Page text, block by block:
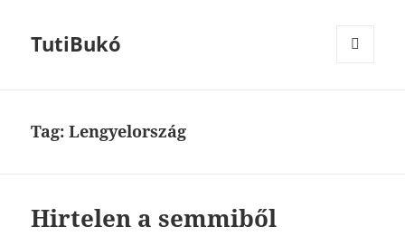
TutiBukó
Tag: Lengyelország
Hirtelen a semmiből